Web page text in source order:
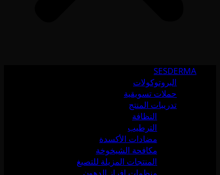
SESDERMA
البروتوكولات
حملات تسويقية
تدريبات المنتج
النظافة
الترطيب
مضادات الأكسدة
مكافحة الشيخوخة
المنتجات المزيلة للتصبغ